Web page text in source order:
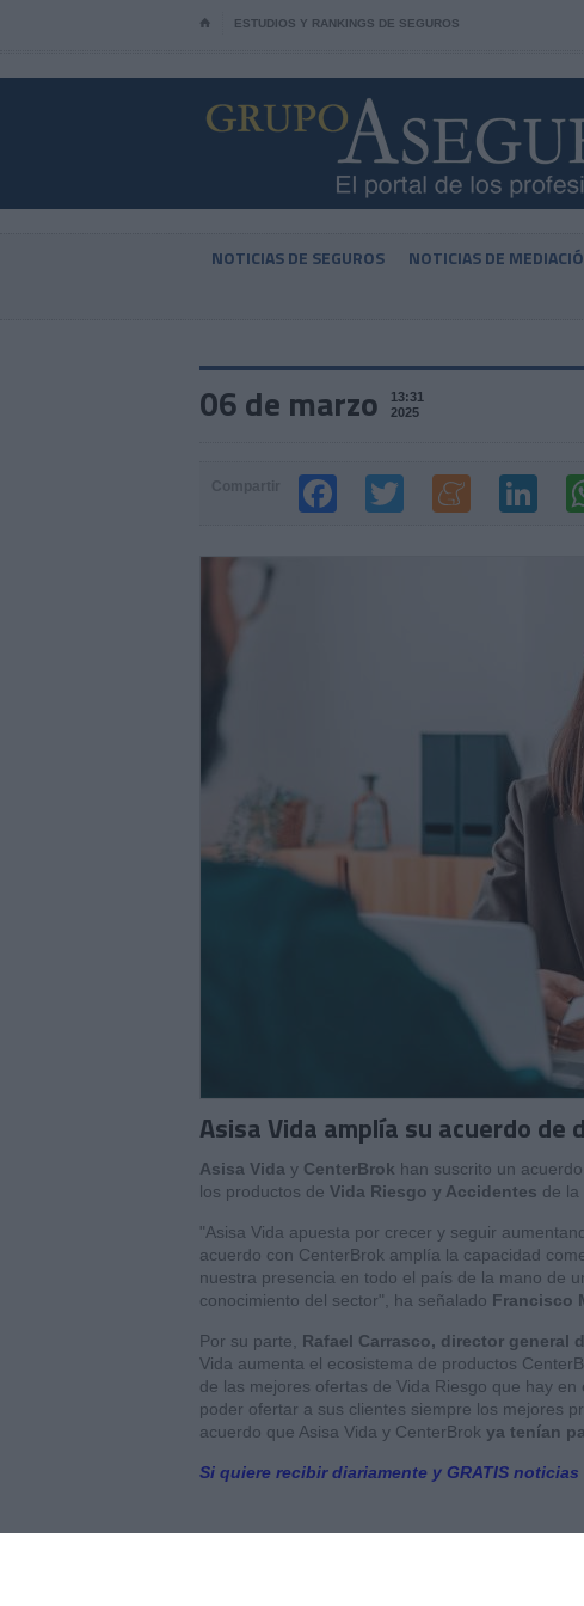
⌂ ESTUDIOS Y RANKINGS DE SEGUROS
NOTICIAS DE SEGUROS NOTICIAS DE
06 de marzo
13:31
2025
Asisa Vida amplía su acuerdo
Asisa Vida y CenterBrok han suscrito un
los productos de Vida Riesgo y Accidentes de la
"Asisa Vida apuesta por crecer y seguir
acuerdo con CenterBrok amplía la capacidad
nuestra presencia en todo el país de la mano de
conocimiento del sector", ha señalado Francisco
Por su parte, Rafael Carrasco, director general
Vida aumenta el ecosistema de productos
de las mejores ofertas de Vida Riesgo que hay
poder ofertar a sus clientes siempre los mejores
acuerdo que Asisa Vida y CenterBrok ya tenían
Si quiere recibir diariamente y GRATIS